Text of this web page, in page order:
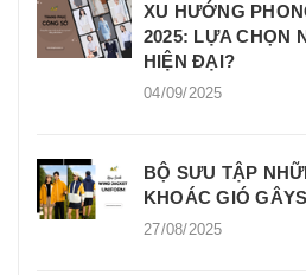
XU HƯỚNG
2025: LỰA CHỌN
HIỆN ĐẠI?
04/09/2025
BỘ SƯU TẬP
KHOÁC GIÓ
27/08/2025